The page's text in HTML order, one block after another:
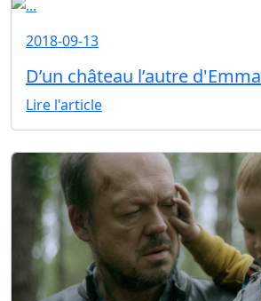
2018-09-13
D’un château l’autre
Lire l'article